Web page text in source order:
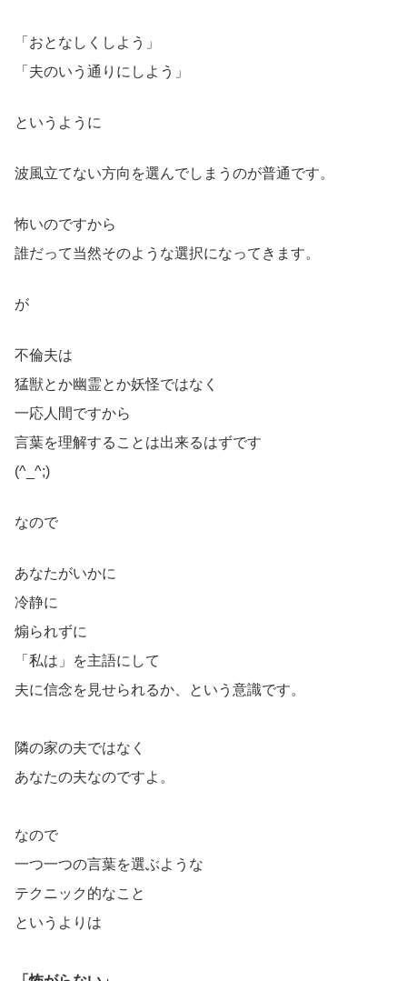
「おとなしくしよう」
「夫のいう通りにしよう」
というように
波風立てない方向を選んでしまうのが普通です。
怖いのですから
誰だって当然そのような選択になってきます。
が
不倫夫は
猛獣とか幽霊とか妖怪ではなく
一応人間ですから
言葉を理解することは出来るはずです
(^_^;)
なので
あなたがいかに
冷静に
煽られずに
「私は」を主語にして
夫に信念を見せられるか、という意識です。
隣の家の夫ではなく
あなたの夫なのですよ。
なので
一つ一つの言葉を選ぶような
テクニック的なこと
というよりは